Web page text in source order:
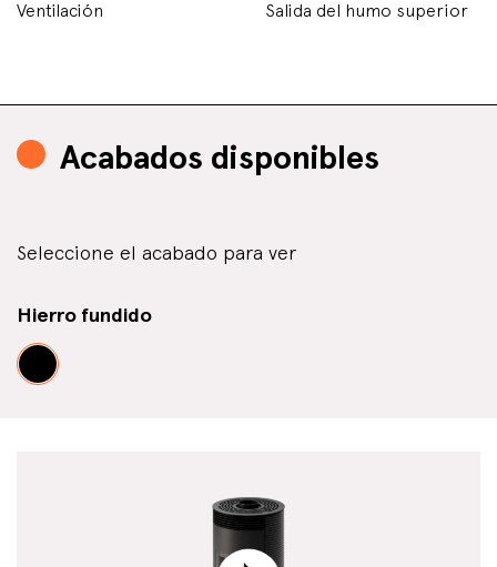
Ventilación Salida del humo superior
Acabados disponibles
Seleccione el acabado para ver
Hierro fundido